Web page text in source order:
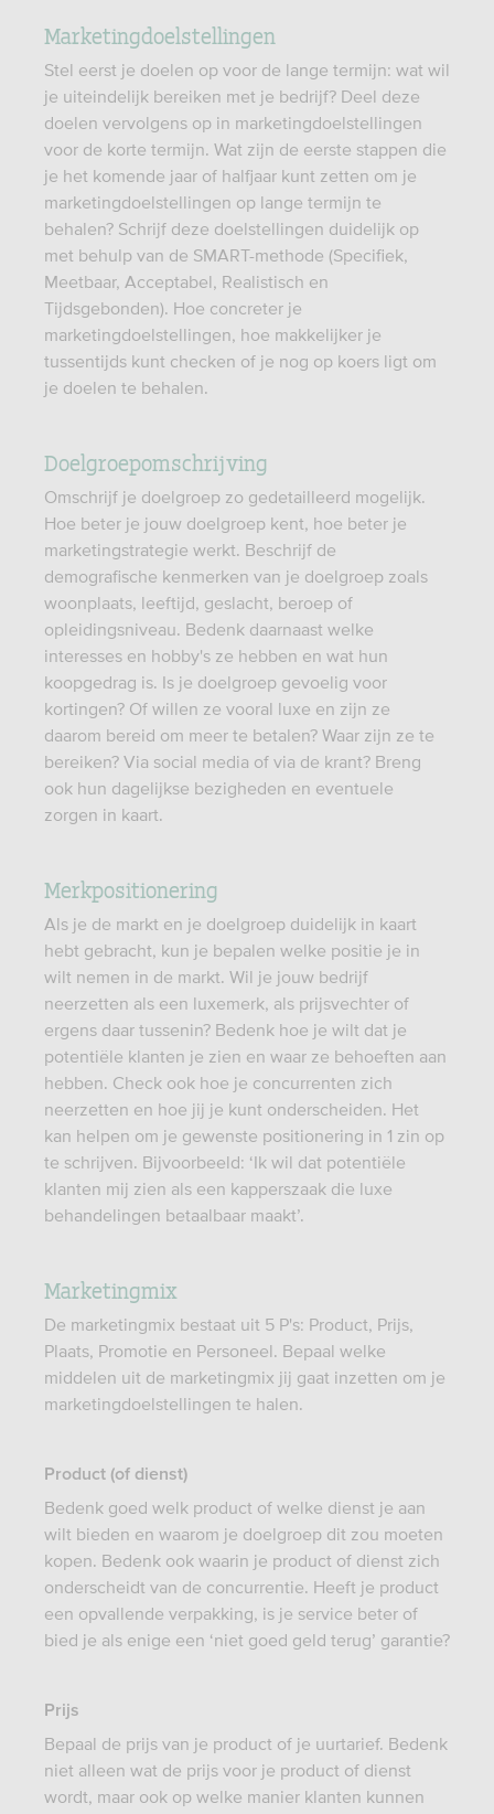
Marketingdoelstellingen
Stel eerst je doelen op voor de lange termijn: wat wil
je uiteindelijk bereiken met je bedrijf? Deel deze
doelen vervolgens op in marketingdoelstellingen
voor de korte termijn. Wat zijn de eerste stappen die
je het komende jaar of halfjaar kunt zetten om je
marketingdoelstellingen op lange termijn te
behalen? Schrijf deze doelstellingen duidelijk op
met behulp van de SMART-methode (Specifiek,
Meetbaar, Acceptabel, Realistisch en
Tijdsgebonden). Hoe concreter je
marketingdoelstellingen, hoe makkelijker je
tussentijds kunt checken of je nog op koers ligt om
je doelen te behalen.
Doelgroepomschrijving
Omschrijf je doelgroep zo gedetailleerd mogelijk.
Hoe beter je jouw doelgroep kent, hoe beter je
marketingstrategie werkt. Beschrijf de
demografische kenmerken van je doelgroep zoals
woonplaats, leeftijd, geslacht, beroep of
opleidingsniveau. Bedenk daarnaast welke
interesses en hobby's ze hebben en wat hun
koopgedrag is. Is je doelgroep gevoelig voor
kortingen? Of willen ze vooral luxe en zijn ze
daarom bereid om meer te betalen? Waar zijn ze te
bereiken? Via social media of via de krant? Breng
ook hun dagelijkse bezigheden en eventuele
zorgen in kaart.
Merkpositionering
Als je de markt en je doelgroep duidelijk in kaart
hebt gebracht, kun je bepalen welke positie je in
wilt nemen in de markt. Wil je jouw bedrijf
neerzetten als een luxemerk, als prijsvechter of
ergens daar tussenin? Bedenk hoe je wilt dat je
potentiële klanten je zien en waar ze behoeften aan
hebben. Check ook hoe je concurrenten zich
neerzetten en hoe jij je kunt onderscheiden. Het
kan helpen om je gewenste positionering in 1 zin op
te schrijven. Bijvoorbeeld: ‘Ik wil dat potentiële
klanten mij zien als een kapperszaak die luxe
behandelingen betaalbaar maakt’.
Marketingmix
De marketingmix bestaat uit 5 P's: Product, Prijs,
Plaats, Promotie en Personeel. Bepaal welke
middelen uit de marketingmix jij gaat inzetten om je
marketingdoelstellingen te halen.
Product (of dienst)
Bedenk goed welk product of welke dienst je aan
wilt bieden en waarom je doelgroep dit zou moeten
kopen. Bedenk ook waarin je product of dienst zich
onderscheidt van de concurrentie. Heeft je product
een opvallende verpakking, is je service beter of
bied je als enige een ‘niet goed geld terug’ garantie?
Prijs
Bepaal de prijs van je product of je uurtarief. Bedenk
niet alleen wat de prijs voor je product of dienst
wordt, maar ook op welke manier klanten kunnen